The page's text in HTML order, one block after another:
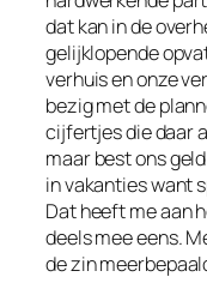
dat kan in de
gelijklopende
verhuis en onze
bezig met de
cijfertjes die daar
maar best ons
in vakanties want
Dat heeft me aan
deels mee eens.
de zin